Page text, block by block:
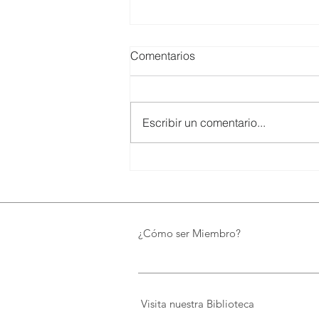
Biblioteca de FUNDACIÓN
preserva el patrimonio y
Comentarios
Escribir un comentario...
¿Cómo ser Miembro?
Visita nuestra Biblioteca